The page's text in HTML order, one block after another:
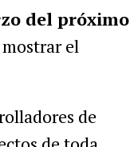
del próximo
el
de